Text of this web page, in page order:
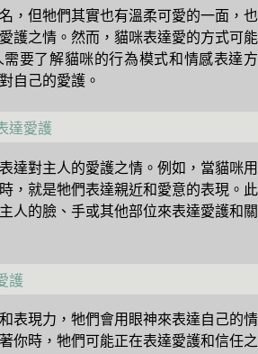
，但牠們其實也有溫柔可愛的一面，也
護之情。然而，貓咪表達愛的方式可能
要了解貓咪的行為模式和情感表達方
自己的愛護。
達愛護
達對主人的愛護之情。例如，當貓咪用
，就是牠們表達親近和愛意的表現。此
人的臉、手或其他部位來表達愛護和關
護
表現力，牠們會用眼神來表達自己的情
你時，牠們可能正在表達愛護和信任之